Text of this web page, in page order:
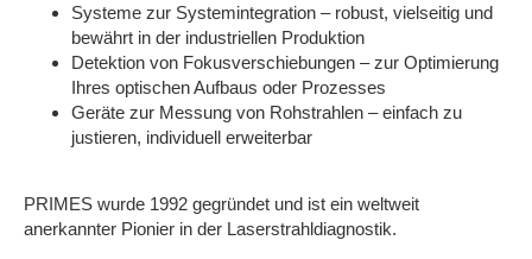
Systeme zur Systemintegration – robust, vielseitig und
bewährt in der industriellen Produktion
Detektion von Fokusverschiebungen – zur Optimierung
Ihres optischen Aufbaus oder Prozesses
Geräte zur Messung von Rohstrahlen – einfach zu
justieren, individuell erweiterbar
PRIMES wurde 1992 gegründet und ist ein weltweit
anerkannter Pionier in der Laserstrahldiagnostik.